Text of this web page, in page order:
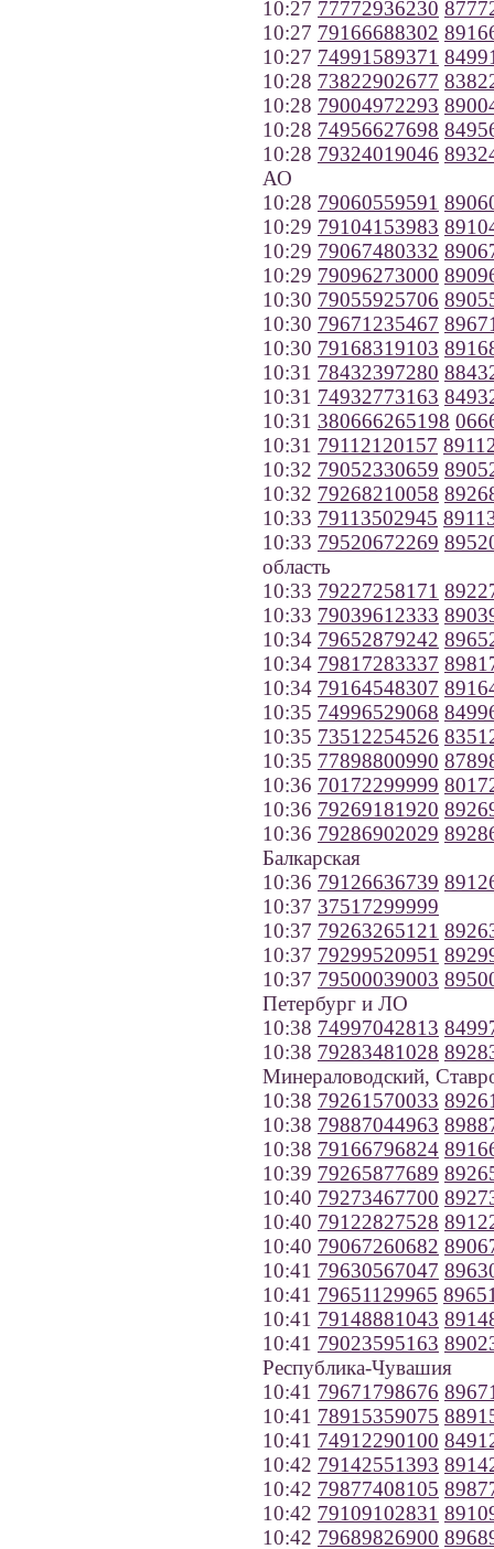
10:27 77772936230
10:27 79166688302
10:27 74991589371
10:28 73822902677
10:28 79004972293
10:28 74956627698
10:28 79324019046
АО
10:28 79060559591
10:29 79104153983
10:29 79067480332
10:29 79096273000
10:30 79055925706
10:30 79671235467
10:30 79168319103
10:31 78432397280
10:31 74932773163
10:31 380666265198
10:31 79112120157
10:32 79052330659
10:32 79268210058
10:33 79113502945
10:33 79520672269
область
10:33 79227258171
10:33 79039612333
10:34 79652879242
10:34 79817283337
10:34 79164548307
10:35 74996529068
10:35 73512254526
10:35 77898800990
10:36 70172299999
10:36 79269181920
10:36 79286902029
Балкарская
10:36 79126636739
10:37 37517299999
10:37 79263265121
10:37 79299520951
10:37 79500039003
Петербург и ЛО
10:38 74997042813
10:38 79283481028
Минераловодский,
10:38 79261570033
10:38 79887044963
10:38 79166796824
10:39 79265877689
10:40 79273467700
10:40 79122827528
10:40 79067260682
10:41 79630567047
10:41 79651129965
10:41 79148881043
10:41 79023595163
Республика-Чувашия
10:41 79671798676
10:41 78915359075
10:41 74912290100
10:42 79142551393
10:42 79877408105
10:42 79109102831
10:42 79689826900